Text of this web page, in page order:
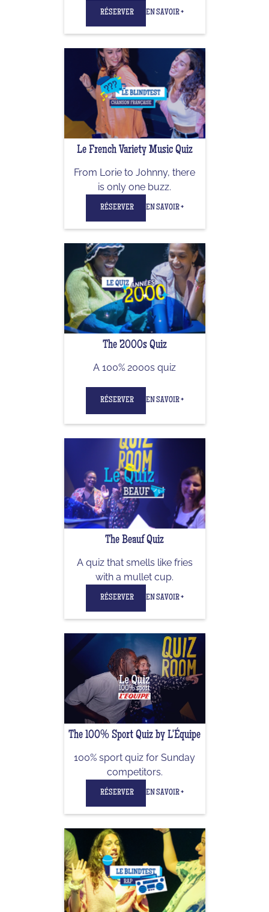
RÉSERVER EN SAVOIR +
Le French Variety Music Quiz
From Lorie to Johnny, there
is only one buzz.
RÉSERVER EN SAVOIR +
The 2000s Quiz
A 100% 2000s quiz
RÉSERVER EN SAVOIR +
The Beauf Quiz
A quiz that smells like fries
with a mullet cup.
RÉSERVER EN SAVOIR +
The 100% Sport Quiz by L'Équipe
100% sport quiz for Sunday
competitors.
RÉSERVER EN SAVOIR +